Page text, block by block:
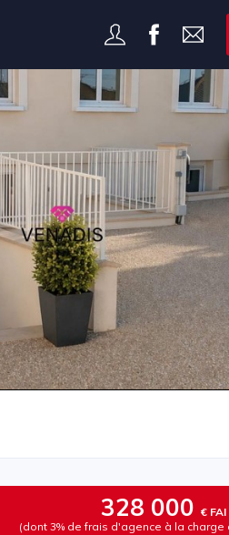
328 000 € FAI
(dont 3% de frais d'agence à la charge